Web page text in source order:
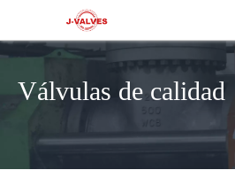
Válvulas de calidad